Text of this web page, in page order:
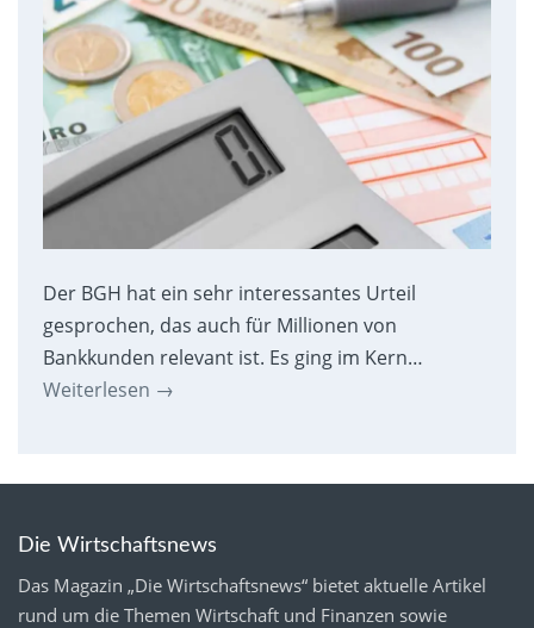
Der BGH hat ein sehr interessantes Urteil
gesprochen, das auch für Millionen von
Bankkunden relevant ist. Es ging im Kern…
Weiterlesen →
Die Wirtschaftsnews
Das Magazin „Die Wirtschaftsnews“ bietet aktuelle Artikel
rund um die Themen Wirtschaft und Finanzen sowie